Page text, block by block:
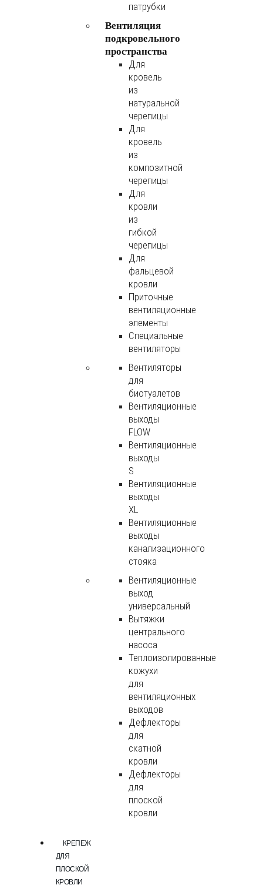
патрубки
Вентиляция
подкровельного
пространства
Для
кровель
из
натуральной
черепицы
Для
кровель
из
композитной
черепицы
Для
кровли
из
гибкой
черепицы
Для
фальцевой
кровли
Приточные
вентиляционные
элементы
Специальные
вентиляторы
Вентиляторы
для
биотуалетов
Вентиляционные
выходы
FLOW
Вентиляционные
выходы
S
Вентиляционные
выходы
XL
Вентиляционные
выходы
канализационного
стояка
Вентиляционные
выход
универсальный
Вытяжки
центрального
насоса
Теплоизолированные
кожухи
для
вентиляционных
выходов
Дефлекторы
для
скатной
кровли
Дефлекторы
для
плоской
кровли
КРЕПЕЖ
ДЛЯ
ПЛОСКОЙ
КРОВЛИ